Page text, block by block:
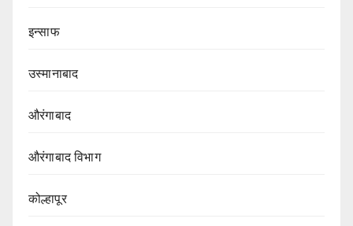
इन्साफ
उस्मानाबाद
औरंगाबाद
औरंगाबाद विभाग‌
कोल्हापूर